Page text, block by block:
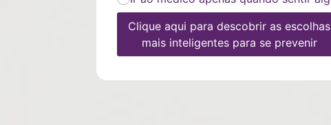
Clique aqui para descobrir as escolhas
mais inteligentes para se prevenir